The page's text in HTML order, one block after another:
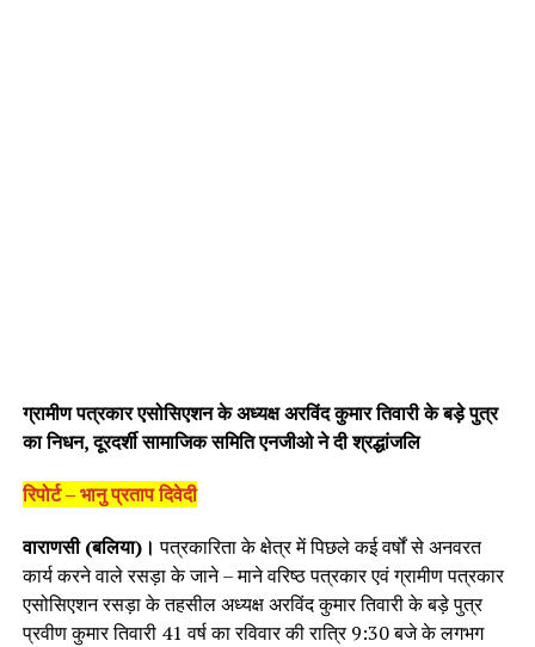
ग्रामीण पत्रकार एसोसिएशन के अध्यक्ष अरविंद कुमार तिवारी के बड़े पुत्र
का निधन, दूरदर्शी सामाजिक समिति एनजीओ ने दी श्रद्धांजलि
रिपोर्ट – भानु प्रताप दिवेदी
वाराणसी (बलिया)।पत्रकारिता के क्षेत्र में पिछले कई वर्षों से अनवरत
कार्य करने वाले रसड़ा के जाने – माने वरिष्ठ पत्रकार एवं ग्रामीण पत्रकार
एसोसिएशन रसड़ा के तहसील अध्यक्ष अरविंद कुमार तिवारी के बड़े पुत्र
प्रवीण कुमार तिवारी 41 वर्ष का रविवार की रात्रि 9:30 बजे के लगभग